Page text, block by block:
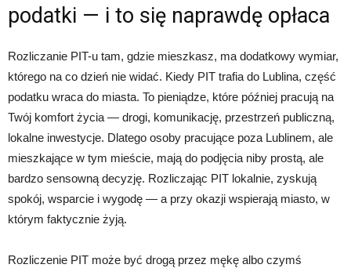
podatki — i to się naprawdę opłaca
Rozliczanie PIT-u tam, gdzie mieszkasz, ma dodatkowy wymiar,
którego na co dzień nie widać. Kiedy PIT trafia do Lublina, część
podatku wraca do miasta. To pieniądze, które później pracują na
Twój komfort życia — drogi, komunikację, przestrzeń publiczną,
lokalne inwestycje. Dlatego osoby pracujące poza Lublinem, ale
mieszkające w tym mieście, mają do podjęcia niby prostą, ale
bardzo sensowną decyzję. Rozliczając PIT lokalnie, zyskują
spokój, wsparcie i wygodę — a przy okazji wspierają miasto, w
którym faktycznie żyją.
Rozliczenie PIT może być drogą przez mękę albo czymś